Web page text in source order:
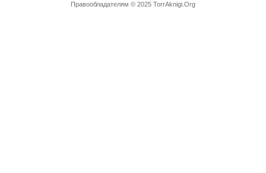
Правообладателям © 2025 TorrAknigi.Org